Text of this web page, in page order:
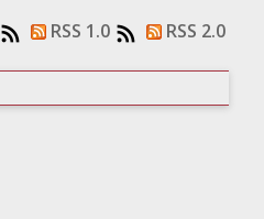
RSS 1.0 RSS 2.0